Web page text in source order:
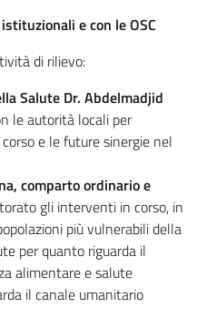
e con le OSC
di rilievo:
Salute Dr. Abdelmadjid
le autorità locali per
e le future sinergie nel
comparto ordinario e
gli interventi in corso, in
più vulnerabili della
per quanto riguarda il
alimentare e salute
il canale umanitario